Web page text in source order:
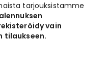
tarjouksistamme
vain
tilaukseen.